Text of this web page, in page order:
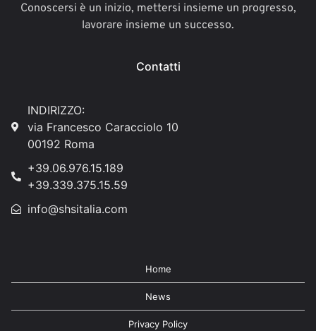
Conoscersi è un inizio, mettersi insieme un progresso,
lavorare insieme un successo.
Contatti
INDIRIZZO:
via Francesco Caracciolo 10
00192 Roma
+39.06.976.15.189
+39.339.375.15.59
info@shsitalia.com
Home
News
Privacy Policy